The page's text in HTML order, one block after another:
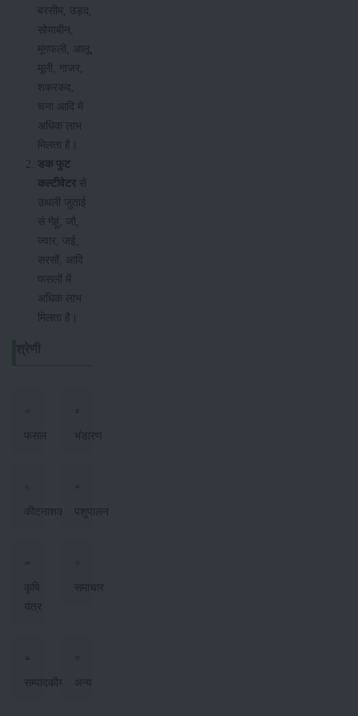
बरसीम, उड़द,
सोयाबीन,
मूंगफली, आलू,
मूली, गाजर,
शकरकद,
चना आदि मे
अधिक लाभ
मिलता है।
डक फुट
कल्टीवेटर से
उथली जुताई
से गेहूं, जौ,
ज्वार, जई,
सरसों, आदि
फसलों में
अधिक लाभ
मिलता है।
फसल भंडारण
कीटनाशक पशुपालन
कृषि
यंत्र
समाचार
सम्पादकीय अन्य